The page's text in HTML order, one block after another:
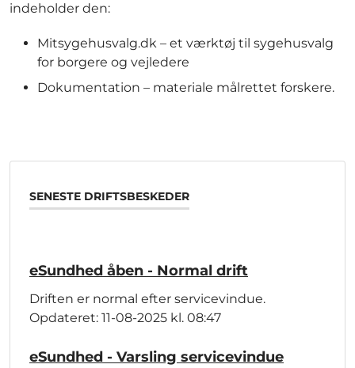
indeholder den:
Mitsygehusvalg.dk – et værktøj til sygehusvalg
for borgere og vejledere
Dokumentation – materiale målrettet forskere.
SENESTE DRIFTSBESKEDER
eSundhed åben - Normal drift
Driften er normal efter servicevindue.
Opdateret: 11-08-2025 kl. 08:47
eSundhed - Varsling servicevindue